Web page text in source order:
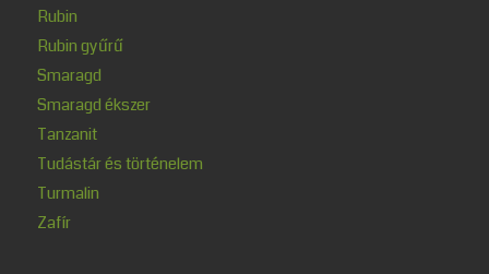
Rubin
Rubin gyűrű
Smaragd
Smaragd ékszer
Tanzanit
Tudástár és történelem
Turmalin
Zafír